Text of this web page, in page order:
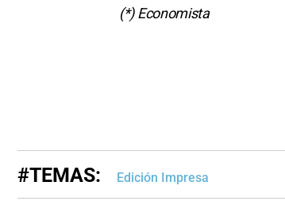
(*) Economista
#TEMAS: Edición Impresa